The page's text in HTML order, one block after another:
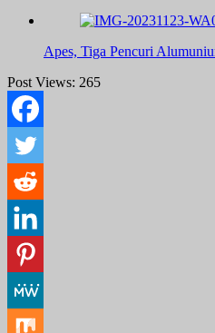
Apes, Tiga Pencuri
Post Views: 265